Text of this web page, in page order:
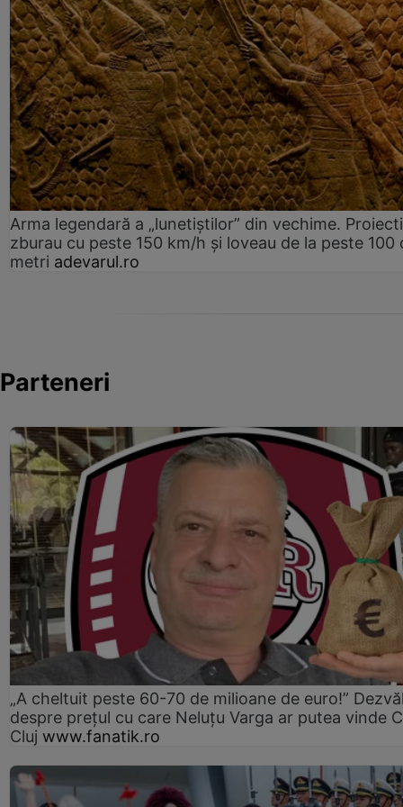
Arma legendară a „lunetiștilor” din vechime.
zburau cu peste 150 km/h și loveau de la peste 100
metri adevarul.ro
Parteneri
„A cheltuit peste 60-70 de milioane de euro!”
despre prețul cu care Neluțu Varga ar putea vinde
Cluj www.fanatik.ro